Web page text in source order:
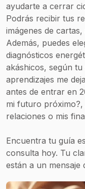
ayudarte a cerrar
Podrás recibir tus
imágenes de
Además, puedes
diagnósticos
akáshicos, según
aprendizajes me
antes de entrar en
mi futuro próximo?,
relaciones o mis
Encuentra tu guía
consulta hoy. Tu
están a un mensaje